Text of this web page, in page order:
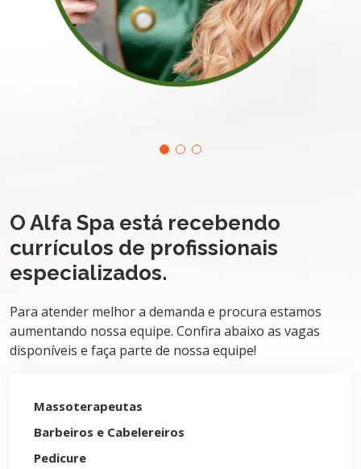
O Alfa Spa está recebendo
currículos de profissionais
especializados.
Para atender melhor a demanda e procura estamos
aumentando nossa equipe. Confira abaixo as vagas
disponíveis e faça parte de nossa equipe!
Massoterapeutas
Barbeiros e Cabelereiros
Pedicure